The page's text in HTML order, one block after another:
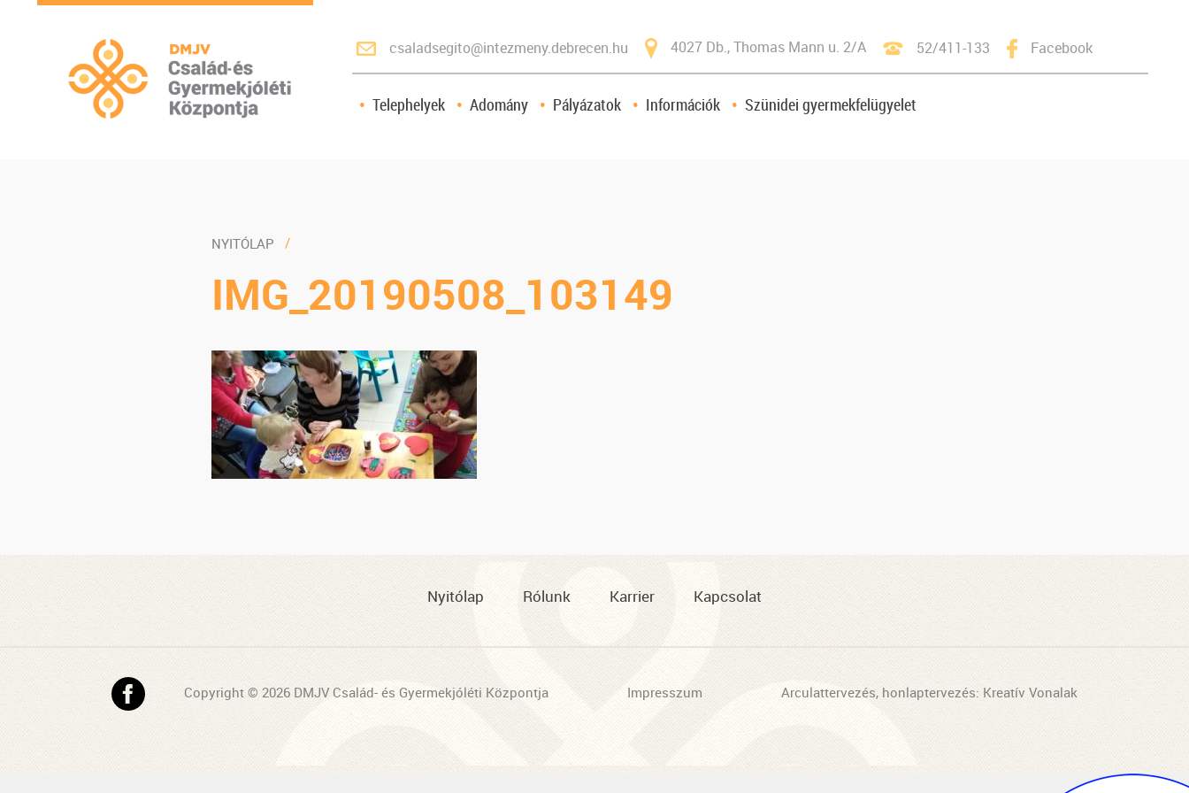
csaladsegito@intezmeny.debrecen.hu 4027 Db., Thomas Mann u. 2/A 52/411-133 Facebook
Telephelyek Adomány Pályázatok Információk Szünidei gyermekfelügyelet
NYITÓLAP
IMG_20190508_103149
Nyitólap Rólunk Karrier Kapcsolat
Copyright © 2026 DMJV Család- és Gyermekjóléti Központja Impresszum Arculattervezés, honlaptervezés: Kreatív Vonalak